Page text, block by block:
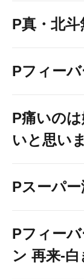
P真・北
Pフィー
P痛いの
いと思い
Pスーパ
Pフィー
ン 再来-